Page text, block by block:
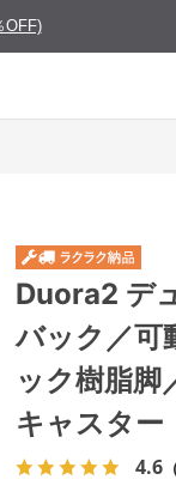
OFF)
Duora2 デ
バック／可
ック樹脂脚
キャスター
4.6